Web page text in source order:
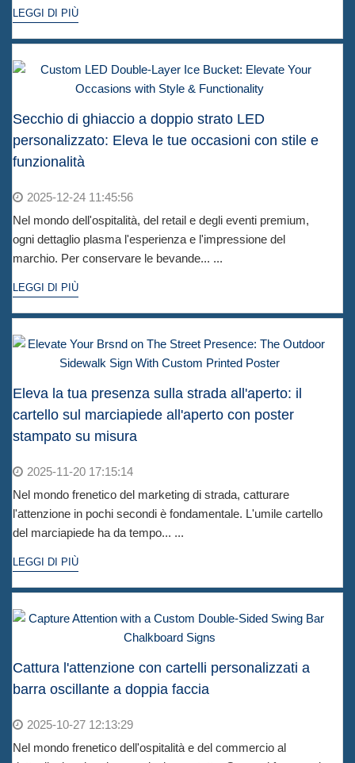
LEGGI DI PIÙ
Secchio di ghiaccio a doppio strato LED
personalizzato: Eleva le tue occasioni con stile e
funzionalità
2025-12-24 11:45:56
Nel mondo dell'ospitalità, del retail e degli eventi premium,
ogni dettaglio plasma l'esperienza e l'impressione del
marchio. Per conservare le bevande... ...
LEGGI DI PIÙ
Eleva la tua presenza sulla strada all'aperto: il
cartello sul marciapiede all'aperto con poster
stampato su misura
2025-11-20 17:15:14
Nel mondo frenetico del marketing di strada, catturare
l'attenzione in pochi secondi è fondamentale. L'umile cartello
del marciapiede ha da tempo... ...
LEGGI DI PIÙ
Cattura l'attenzione con cartelli personalizzati a
barra oscillante a doppia faccia
2025-10-27 12:13:29
Nel mondo frenetico dell'ospitalità e del commercio al